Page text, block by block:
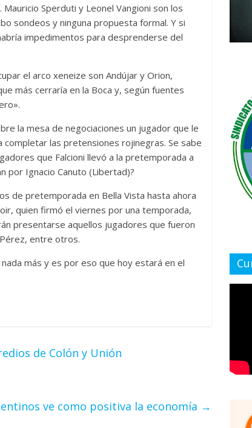
Sperduti y Leonel Vangioni son los
sondeos y ninguna propuesta formal. Y si
impedimentos para desprenderse del
el arco xeneize son Andújar y Orion,
más cerraría en la Boca y, según fuentes
la mesa de negociaciones un jugador que le
las pretensiones rojinegras. Se sabe
que Falcioni llevó a la pretemporada a
por Ignacio Canuto (Libertad)?
de pretemporada en Bella Vista hasta ahora
quien firmó el viernes por una temporada,
presentarse aquellos jugadores que fueron
entre otros.
más y es por eso que hoy estará en el
de Colón y Unión
ve como positiva la economía →